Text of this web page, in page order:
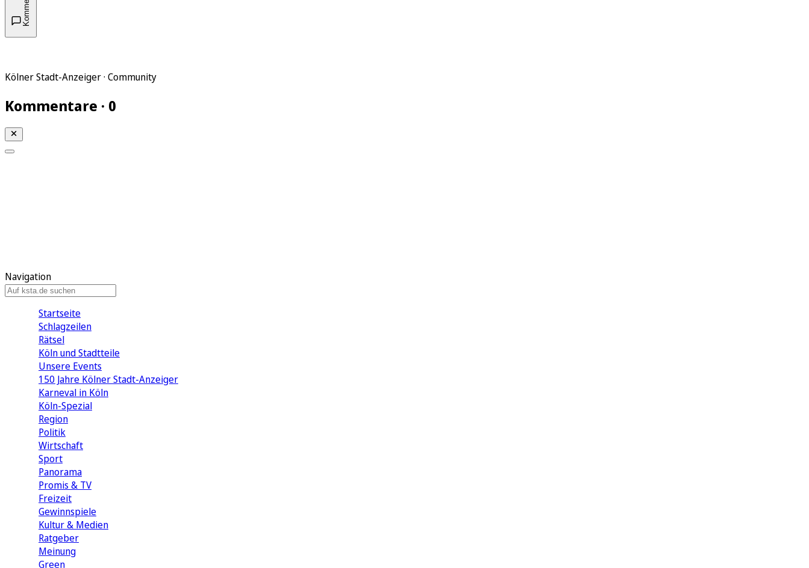
Kölner Stadt-Anzeiger · Community
Kommentare · 0
Navigation
Startseite
Schlagzeilen
Rätsel
Köln und Stadtteile
Unsere Events
150 Jahre Kölner Stadt-Anzeiger
Karneval in Köln
Köln-Spezial
Region
Politik
Wirtschaft
Sport
Panorama
Promis & TV
Freizeit
Gewinnspiele
Kultur & Medien
Ratgeber
Meinung
Green